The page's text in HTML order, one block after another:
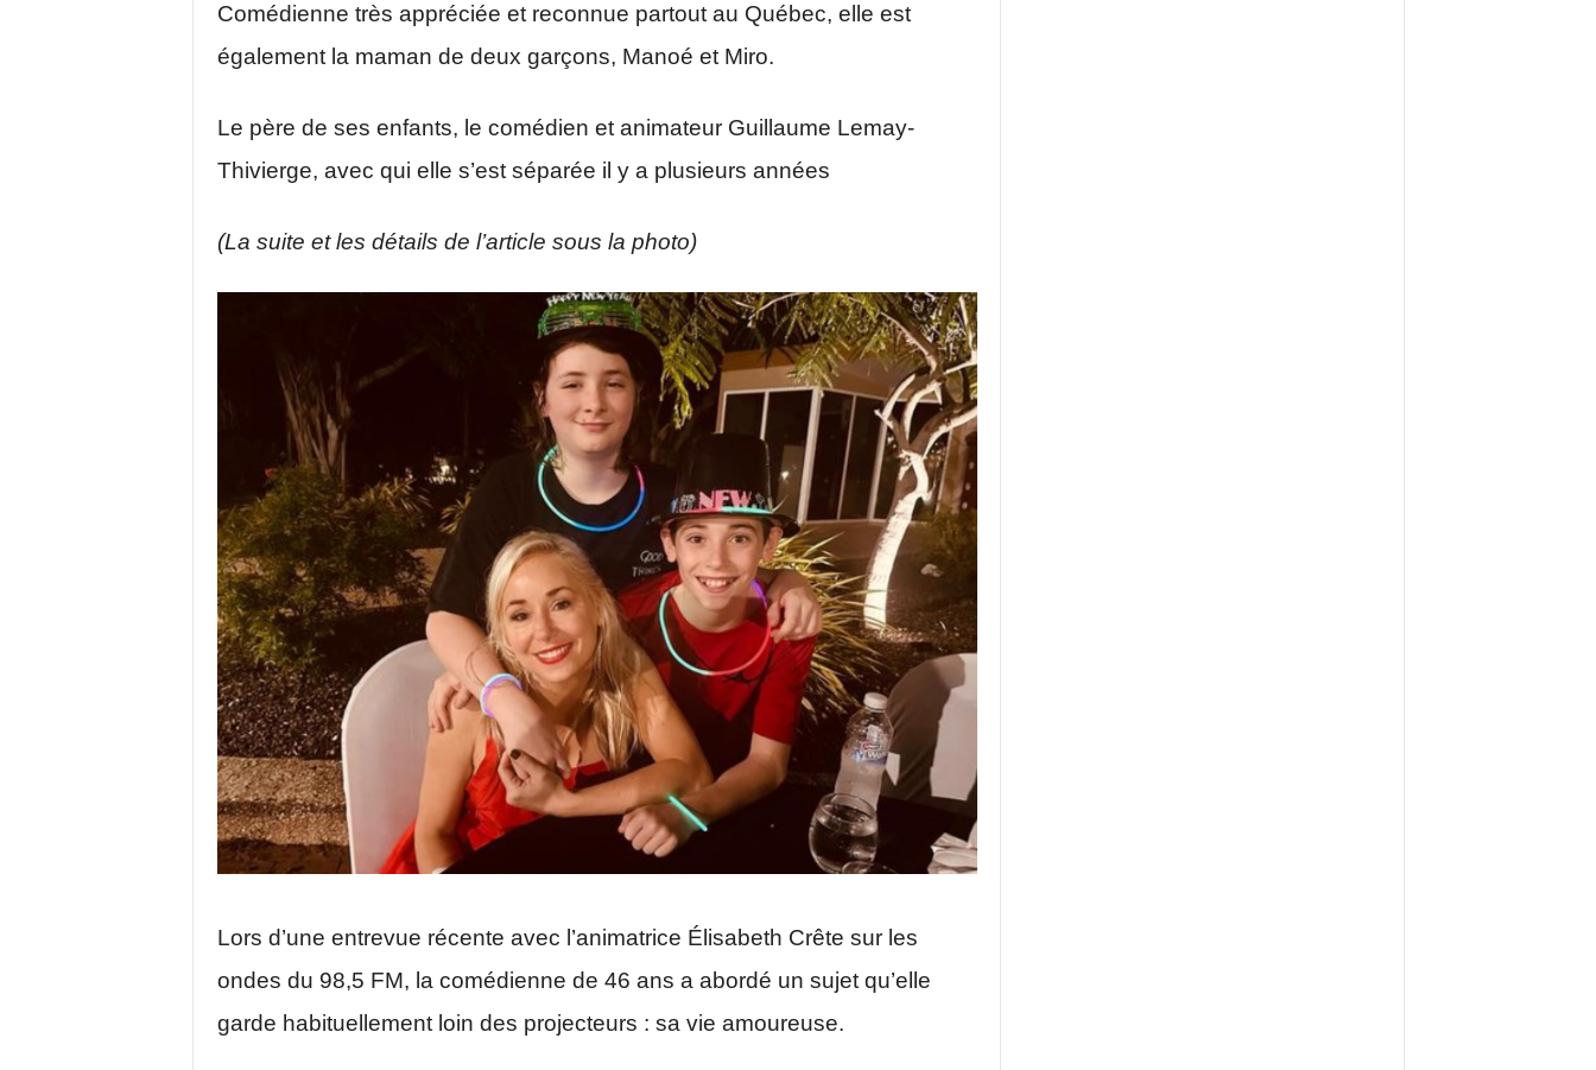
Comédienne très appréciée et reconnue partout au Québec, elle est
également la maman de deux garçons, Manoé et Miro.
Le père de ses enfants, le comédien et animateur Guillaume Lemay-
Thivierge, avec qui elle s’est séparée il y a plusieurs années
(La suite et les détails de l’article sous la photo)
Lors d’une entrevue récente avec l’animatrice Élisabeth Crête sur les
ondes du 98,5 FM, la comédienne de 46 ans a abordé un sujet qu’elle
garde habituellement loin des projecteurs : sa vie amoureuse.